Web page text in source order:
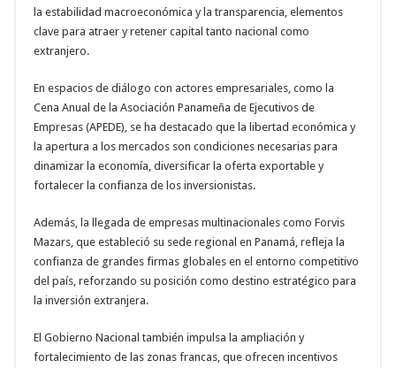
la estabilidad macroeconómica y la transparencia, elementos
clave para atraer y retener capital tanto nacional como
extranjero.
En espacios de diálogo con actores empresariales, como la
Cena Anual de la Asociación Panameña de Ejecutivos de
Empresas (APEDE), se ha destacado que la libertad económica y
la apertura a los mercados son condiciones necesarias para
dinamizar la economía, diversificar la oferta exportable y
fortalecer la confianza de los inversionistas.
Además, la llegada de empresas multinacionales como Forvis
Mazars, que estableció su sede regional en Panamá, refleja la
confianza de grandes firmas globales en el entorno competitivo
del país, reforzando su posición como destino estratégico para
la inversión extranjera.
El Gobierno Nacional también impulsa la ampliación y
fortalecimiento de las zonas francas, que ofrecen incentivos